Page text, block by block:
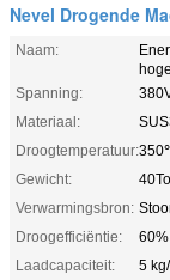
Nevel Drogende
Naam:
Spanning:
Materiaal:
Droogtemperatuur:
Gewicht:
Verwarmingsbron:
Droogefficiëntie:
60%
Laadcapaciteit:
5